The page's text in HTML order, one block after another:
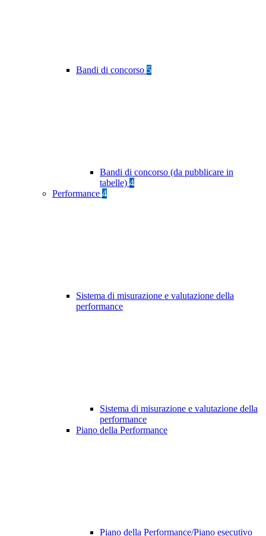
Bandi di concorso 5
Bandi di concorso (da pubblicare in
tabelle) 4
Performance 4
Sistema di misurazione e valutazione della
performance
Sistema di misurazione e valutazione della
performance
Piano della Performance
Piano della Performance/Piano esecutivo